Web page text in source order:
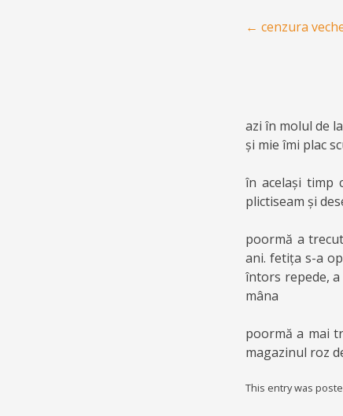
Post navigation
← cenzura
azi în molul de
și mie îmi plac
în același timp
plictiseam și
poormă a
ani. fetița s-a
întors repede, a
mâna
poormă a mai
magazinul roz
This entry was